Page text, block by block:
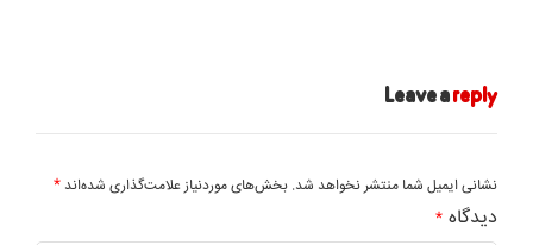
Leave areply
نشانی ایمیل شما منتشر نخواهد شد. بخش‌های موردنیاز علامت‌گذاری شده‌اند *
دیدگاه *